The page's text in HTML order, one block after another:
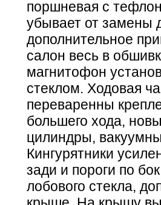
поршневая с
убывает от замены
дополнительное
салон весь в
магнитофон
стеклом. Ходовая
переваренны
большего хода,
цилиндры,
Кингурятники
зади и пороги по
лобового стекла,